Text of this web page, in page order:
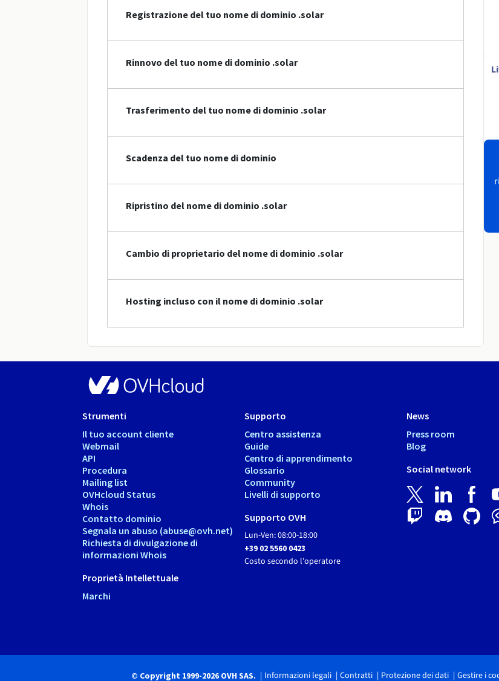
Registrazione del tuo nome di dominio .solar
Rinnovo del tuo nome di dominio .solar
Trasferimento del tuo nome di dominio .solar
Scadenza del tuo nome di dominio
Ripristino del nome di dominio .solar
Cambio di proprietario del nome di dominio .solar
Hosting incluso con il nome di dominio .solar
Strumenti
Il tuo account cliente
Webmail
API
Procedura
Mailing list
OVHcloud Status
Whois
Contatto dominio
Segnala un abuso (abuse@ovh.net)
Richiesta di divulgazione di
informazioni Whois
Proprietà Intellettuale
Marchi
Supporto
Centro assistenza
Guide
Centro di apprendimento
Glossario
Community
Livelli di supporto
Supporto OVH
Lun-Ven: 08:00-18:00
+39 02 5560 0423
Costo secondo l'operatore
News
Press room
Blog
Social network
© Copyright 1999-2026 OVH SAS. Informazioni legali Contratti Protezione dei dati Gestire i